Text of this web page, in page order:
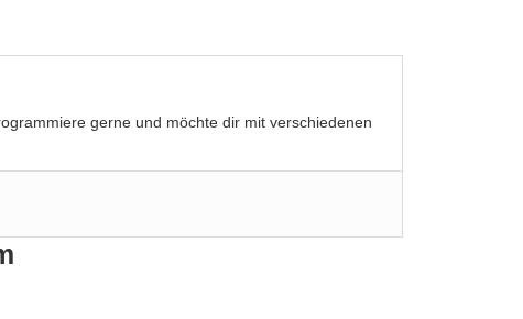
gerne und möchte dir mit verschiedenen